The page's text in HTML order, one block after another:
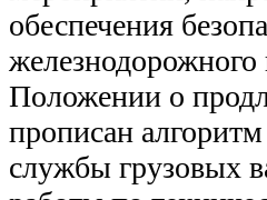
обеспечения
Положении о
прописан
службы грузовых